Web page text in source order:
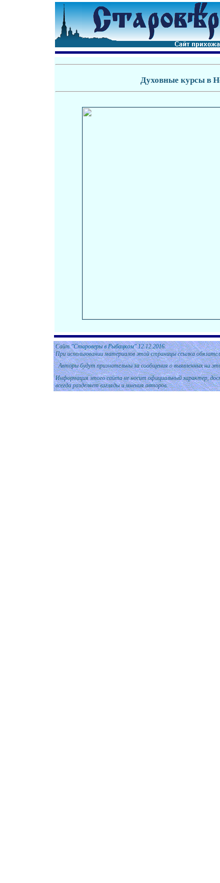
Духовные курсы в
Сайт"Староверы в Рыбацком" 12.12.2016.
При использовании материалов этой страницы ссылка
Авторы будут признательны за сообщения о выявленных на
Информация этого сайта не носит официальный характер,
всегда разделяет взгляды и мнения авторов.